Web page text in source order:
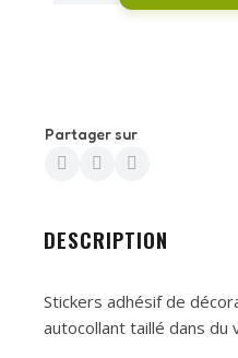
Partager sur
DESCRIPTION
Stickers adhésif de
autocollant taillé dans du